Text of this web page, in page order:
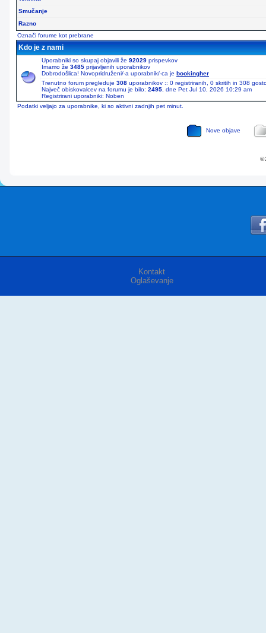
Smučanje
Razno
Označi forume kot prebrane
Kdo je z nami
Uporabniki so skupaj objavili že 92029 prispevkov
Imamo že 3485 prijavljenih uporabnikov
Dobrodošlica! Novopridruženi/-a uporabnik/-ca je bookingher
Trenutno forum pregleduje 308 uporabnikov :: 0 registriranih, 0 skritih in 308
Največ obiskovalcev na forumu je bilo: 2495 , dne Pet Jul 10, 2026 10:29 am
Registrirani uporabniki: Noben
Podatki veljajo za uporabnike, ki so aktivni zadnjih pet minut.
Nove objave
©
Kontakt
Oglaševanje